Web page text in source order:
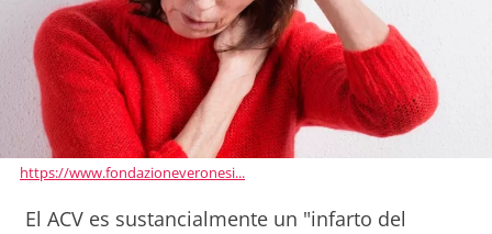
https://www.fondazioneveronesi...
El ACV es sustancialmente un "infarto del